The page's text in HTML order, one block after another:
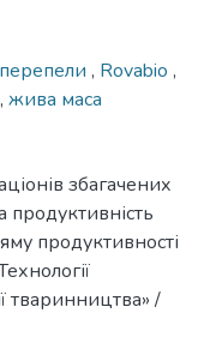
перепели , Rovabio ,
, жива маса
збагачених
продуктивності
тваринництва» /